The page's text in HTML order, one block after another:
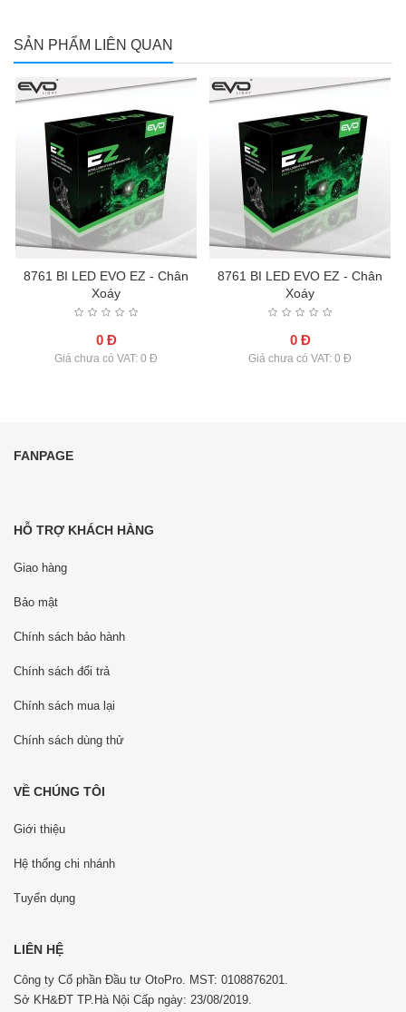
SẢN PHẨM LIÊN QUAN
8761 BI LED EVO EZ - Chân
Xoáy
0 Đ
Giá chưa có VAT: 0 Đ
8761 BI LED EVO EZ - Chân
Xoáy
0 Đ
Giá chưa có VAT: 0 Đ
FANPAGE
HỖ TRỢ KHÁCH HÀNG
Giao hàng
Bảo mật
Chính sách bảo hành
Chính sách đổi trả
Chính sách mua lại
Chính sách dùng thử
VỀ CHÚNG TÔI
Giới thiệu
Hệ thống chi nhánh
Tuyển dụng
LIÊN HỆ
Công ty Cổ phần Đầu tư OtoPro. MST: 0108876201.
Sở KH&ĐT TP.Hà Nội Cấp ngày: 23/08/2019.